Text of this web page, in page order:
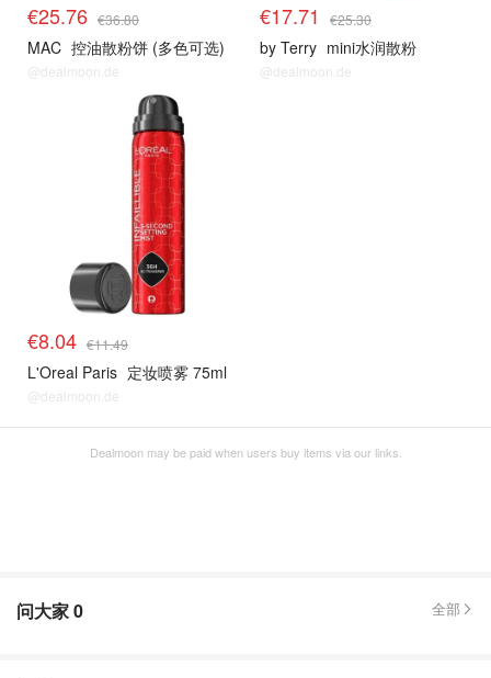
€25.76 €36.80
MAC 控油散粉饼 (多色可选)
@dealmoon.de
€17.71 €25.30
by Terry mini水润散粉
@dealmoon.de
€8.04 €11.49
L'Oreal Paris 定妆喷雾 75ml
@dealmoon.de
Dealmoon may be paid when users buy items via our links.
问大家0 全部